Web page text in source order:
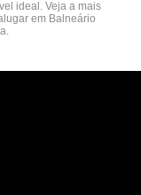
ideal. Veja a mais
em Balneário